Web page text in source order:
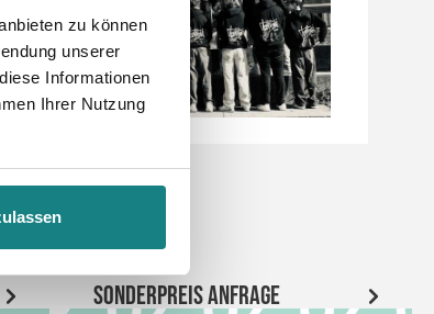
zu können
unserer
Informationen
Ihrer Nutzung
Sonderpreis Anfrage